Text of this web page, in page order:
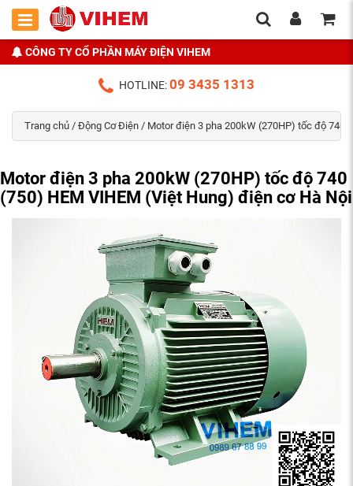
CÔNG TY CỔ PHẦN MÁY ĐIỆN VIHEM
HOTLINE:09 3435 1313
Trang chủ / Động Cơ Điện / Motor điện 3 pha 200kW (270HP) tốc độ 740
Motor điện 3 pha 200kW (270HP) tốc độ 740
(750) HEM VIHEM (Việt Hung) điện cơ Hà Nội